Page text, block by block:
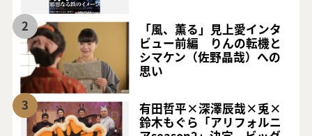
2
「風、薫る」見上愛インタ
ビュー前編 りんの転機と
シマケン（佐野晶哉）への
思い
3
有田哲平×深澤辰哉×兎×
鈴木もぐら「アリフォルニ